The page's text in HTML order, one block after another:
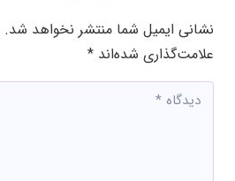
نشانی ایمیل شما منتشر نخواهد شد.
علامت‌گذاری شده‌اند *